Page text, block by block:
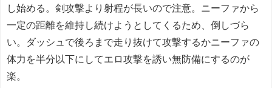
し始める。剣攻撃より射程が長いので注意。ニーファから
一定の距離を維持し続けようとしてくるため、倒しづら
い。ダッシュで後ろまで走り抜けて攻撃するかニーファの
体力を半分以下にしてエロ攻撃を誘い無防備にするのが
楽。